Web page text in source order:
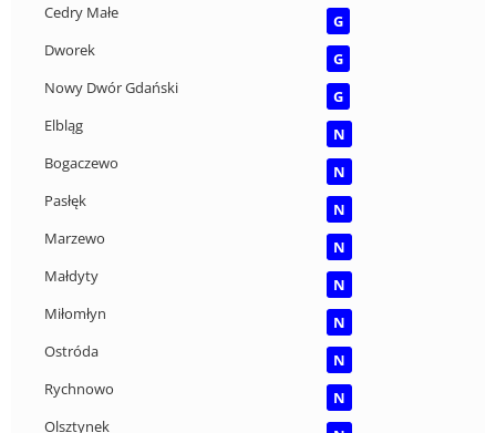
Cedry Małe
G
Dworek
G
Nowy Dwór Gdański
G
Elbląg
N
Bogaczewo
N
Pasłęk
N
Marzewo
N
Małdyty
N
Miłomłyn
N
Ostróda
N
Rychnowo
N
Olsztynek